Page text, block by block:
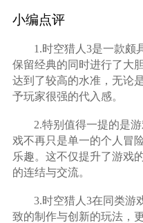
小编点评
1.时空猎人3是一款颇
保留经典的同时进行了大
达到了较高的水准，无论
予玩家很强的代入感。
2.特别值得一提的是
戏不再只是单一的个人冒
乐趣。这不仅提升了游戏
的连结与交流。
3.时空猎人3在同类游
致的制作与创新的玩法，